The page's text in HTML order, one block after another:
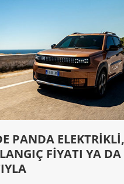
PANDA
FİYATI YA DA